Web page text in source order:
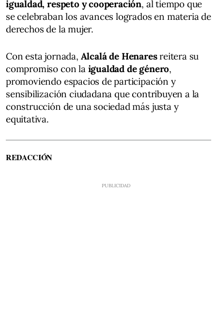
igualdad, respeto y cooperación, al tiempo que
se celebraban los avances logrados en materia de
derechos de la mujer.
Con esta jornada, Alcalá de Henaresreitera su
compromiso con la igualdad de género,
promoviendo espacios de participación y
sensibilización ciudadana que contribuyen a la
construcción de una sociedad más justa y
equitativa.
REDACCIÓN